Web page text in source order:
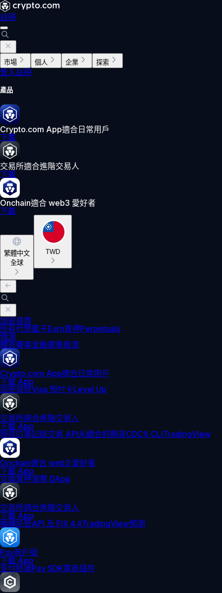
註冊
市場 個人 企業 探索
登入註冊
產品
Crypto.com App適合日常用戶
下載
交易所適合進階交易人
下載
Onchain適合 web3 愛好者
下載
繁體中文
全球
TWD
加密貨幣
所有代幣籃子Earn質押Perpetuals
預測
體育賽事金融選舉經濟
Crypto.com App適合日常用戶
下載 App
加密貨幣Visa 預付卡Level Up
交易所適合進階交易人
下載 App
現貨訂單記錄交易 API永續合約期貨CDCX CLITradingView
Onchain適合 web3 愛好者
下載 App
交換質押瀏覽 DApp
交易所適合進階交易人
下載 App
機構託管API 及 FIX 4.4TradingView預測
Pay商戶版
下載 App
支付終端Pay SDK電商插件